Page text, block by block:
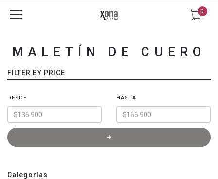
0
MALETÍN DE CUERO
FILTER BY PRICE
DESDE HASTA
Categorías